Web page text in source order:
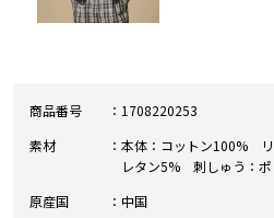
商品番号
1708220253
素材
本体：コットン100%
レタン5% 刺しゅう：
原産国
中国